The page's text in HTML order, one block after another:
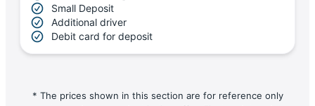
Small Deposit
Additional driver
Debit card for deposit
* The prices shown in this section are for reference only